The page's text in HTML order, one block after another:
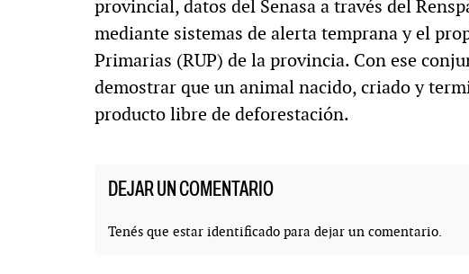
provincial, datos del Senasa a través del
mediante sistemas de alerta temprana y el
Primarias (RUP) de la provincia. Con ese
demostrar que un animal nacido, criado y
producto libre de deforestación.
DEJAR UN COMENTARIO
Tenés que estar identificadopara dejar un comentario.